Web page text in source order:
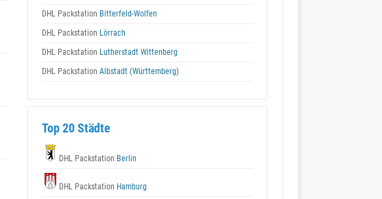
DHL Packstation Bitterfeld-Wolfen
DHL Packstation Lörrach
DHL Packstation Lutherstadt Wittenberg
DHL Packstation Albstadt (Württemberg)
Top 20 Städte
DHL Packstation Berlin
DHL Packstation Hamburg